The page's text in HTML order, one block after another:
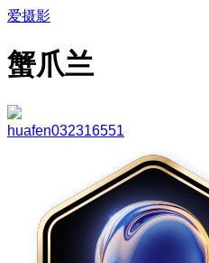
爱摄影
蟹爪兰
huafen032316551